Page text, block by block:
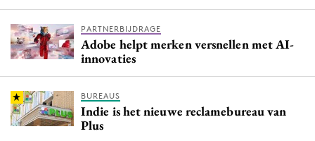
PARTNERBIJDRAGE
Adobe helpt merken versnellen met AI-
innovaties
BUREAUS
Indie is het nieuwe reclamebureau van
Plus